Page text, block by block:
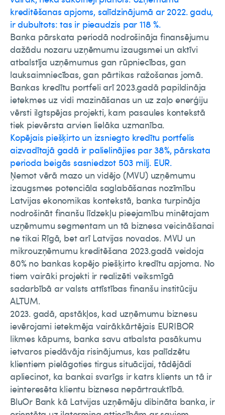
kreditēšanas apjoms, salīdzinājumā ar 2022. gadu,
ir dubultots: tas ir pieaudzis par 118 %.
Banka pārskata periodā nodrošināja finansējumu
dažādu nozaru uzņēmumu izaugsmei un aktīvi
atbalstīja uzņēmumus gan rūpniecības, gan
lauksaimniecības, gan pārtikas ražošanas jomā.
Bankas kredītu portfeli arī 2023.gadā papildināja
ietekmes uz vidi mazināšanas un uz zaļo enerģiju
vērsti ilgtspējas projekti, kam pasaules kontekstā
tiek pievērsta arvien lielāka uzmanība.
Kopējais piešķirto un izsniegto kredītu portfelis
aizvadītajā gadā ir palielinājies par 38%, pārskata
perioda beigās sasniedzot 503 milj. EUR.
Ņemot vērā mazo un vidējo (MVU) uzņēmumu
izaugsmes potenciāla saglabāšanas nozīmību
Latvijas ekonomikas kontekstā, banka turpināja
nodrošināt finanšu līdzekļu pieejamību minētajam
uzņēmumu segmentam un tā biznesa veicināšanai
ne tikai Rīgā, bet arī Latvijas novados. MVU un
mikrouzņēmumu kreditēšana 2023.gadā veidoja
80% no bankas kopējo piešķirto kredītu apjoma. No
tiem vairāki projekti ir realizēti veiksmīgā
sadarbībā ar valsts attīstības finanšu institūciju
ALTUM.
2023. gadā, apstākļos, kad uzņēmumu biznesu
ievērojami ietekmēja vairākkārtējais EURIBOR
likmes kāpums, banka savu atbalsta pasākumu
ietvaros piedāvāja risinājumus, kas palīdzētu
klientiem pielāgoties tirgus situācijai, tādējādi
apliecinot, ka bankai svarīgs ir katrs klients un tā ir
ieinteresēta klientu biznesa nepārtrauktībā.
BluOr Bank kā Latvijas uzņēmēju dibināta banka, ir